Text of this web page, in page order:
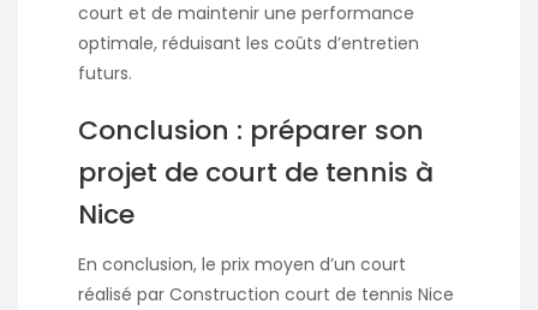
court et de maintenir une performance
optimale, réduisant les coûts d’entretien
futurs.
Conclusion : préparer son
projet de court de tennis à
Nice
En conclusion, le prix moyen d’un court
réalisé par Construction court de tennis Nice